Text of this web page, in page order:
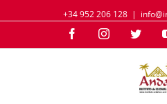
+34 952 206 128 |
FacebookInstagram